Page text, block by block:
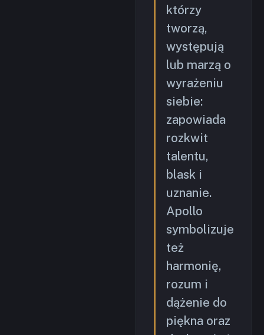
którzy
tworzą,
występują
lub marzą o
wyrażeniu
siebie:
zapowiada
rozkwit
talentu,
blask i
uznanie.
Apollo
symbolizuje
też
harmonię,
rozum i
dążenie do
piękna oraz